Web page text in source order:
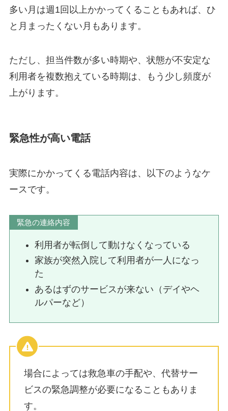
多い月は週1回以上かかってくることもあれば、ひ
と月まったくない月もあります。
ただし、担当件数が多い時期や、状態が不安定な
利用者を複数抱えている時期は、もう少し頻度が
上がります。
緊急性が高い電話
実際にかかってくる電話内容は、以下のようなケ
ースです。
緊急の連絡内容
利用者が転倒して動けなくなっている
家族が突然入院して利用者が一人になっ
た
あるはずのサービスが来ない（デイやヘ
ルパーなど）
場合によっては救急車の手配や、代替サー
ビスの緊急調整が必要になることもありま
す。